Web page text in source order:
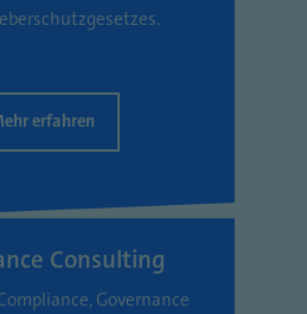
erfahren
Consulting
Governance